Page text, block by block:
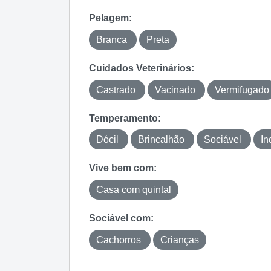
Pelagem:
Branca Preta
Cuidados Veterinários:
Castrado Vacinado Vermifugado
Temperamento:
Dócil Brincalhão Sociável
Vive bem com:
Casa com quintal
Sociável com:
Cachorros Crianças